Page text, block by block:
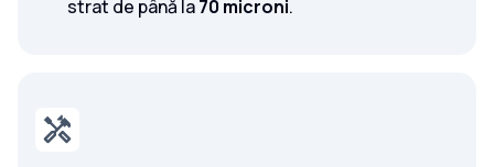
strat de până la70 microni.